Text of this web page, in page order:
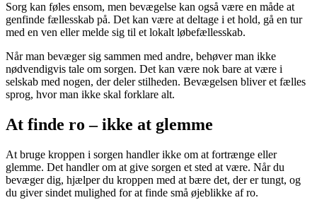
Sorg kan føles ensom, men bevægelse kan også være en måde at
genfinde fællesskab på. Det kan være at deltage i et hold, gå en tur
med en ven eller melde sig til et lokalt løbefællesskab.
Når man bevæger sig sammen med andre, behøver man ikke
nødvendigvis tale om sorgen. Det kan være nok bare at være i
selskab med nogen, der deler stilheden. Bevægelsen bliver et fælles
sprog, hvor man ikke skal forklare alt.
At finde ro – ikke at glemme
At bruge kroppen i sorgen handler ikke om at fortrænge eller
glemme. Det handler om at give sorgen et sted at være. Når du
bevæger dig, hjælper du kroppen med at bære det, der er tungt, og
du giver sindet mulighed for at finde små øjeblikke af ro.